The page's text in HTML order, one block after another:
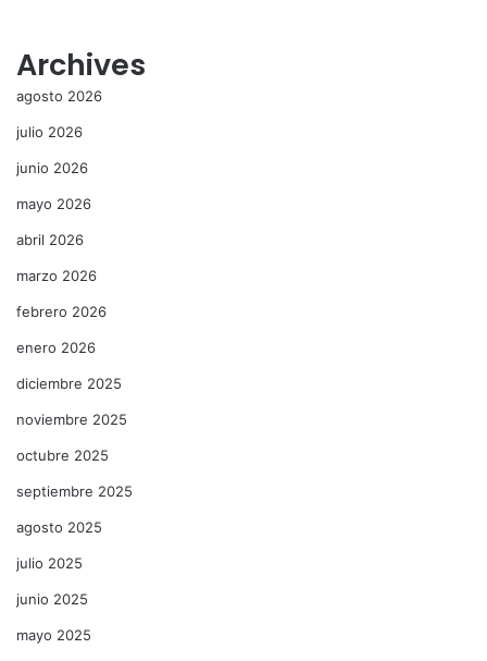
Archives
agosto 2026
julio 2026
junio 2026
mayo 2026
abril 2026
marzo 2026
febrero 2026
enero 2026
diciembre 2025
noviembre 2025
octubre 2025
septiembre 2025
agosto 2025
julio 2025
junio 2025
mayo 2025